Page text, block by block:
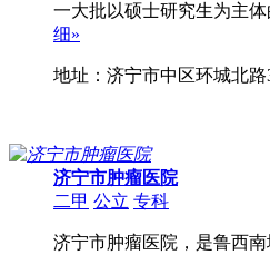
一大批以硕士研究生为主
细»
地址：济宁市中区环城北路
济宁市肿瘤医院
二甲 公立 专科
济宁市肿瘤医院，是鲁西